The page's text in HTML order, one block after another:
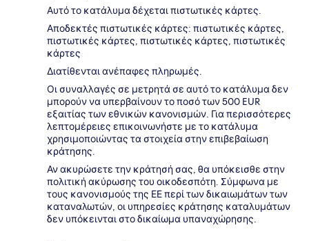
Αυτό το κατάλυμα δέχεται πιστωτικές κάρτες.
Αποδεκτές πιστωτικές κάρτες: πιστωτικές κάρτες,
πιστωτικές κάρτες, πιστωτικές κάρτες, πιστωτικές
κάρτες
Διατίθενται ανέπαφες πληρωμές.
Οι συναλλαγές σε μετρητά σε αυτό το κατάλυμα δεν
μπορούν να υπερβαίνουν το ποσό των 500 EUR
εξαιτίας των εθνικών κανονισμών. Για περισσότερες
λεπτομέρειες επικοινωνήστε με το κατάλυμα
χρησιμοποιώντας τα στοιχεία στην επιβεβαίωση
κράτησης.
Αν ακυρώσετε την κράτησή σας, θα υπόκεισθε στην
πολιτική ακύρωσης του οικοδεσπότη. Σύμφωνα με
τους κανονισμούς της ΕΕ περί των δικαιωμάτων των
καταναλωτών, οι υπηρεσίες κράτησης καταλυμάτων
δεν υπόκεινται στο δικαίωμα υπαναχώρησης.